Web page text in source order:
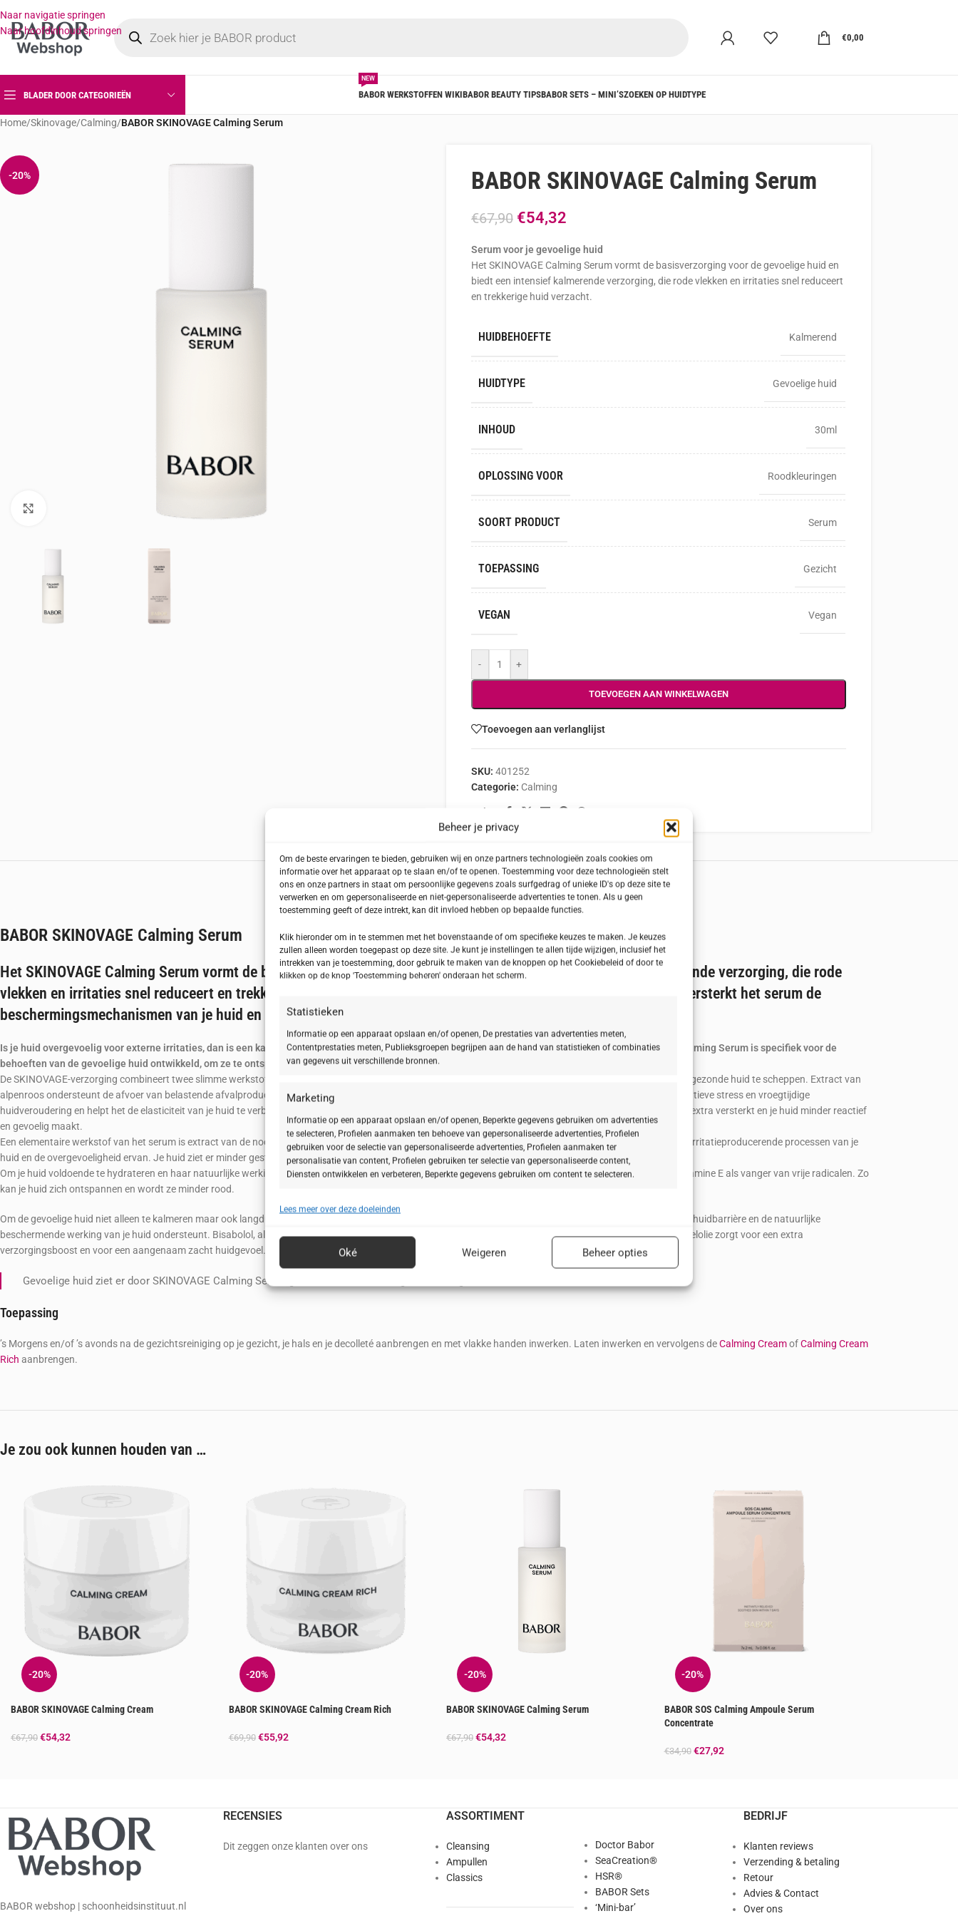
Beheer je privacy
Om de beste ervaringen te bieden, gebruiken wij en onze partners technologieën zoals cookies om
informatie over het apparaat op te slaan en/of te openen. Toestemming voor deze technologieën stelt
ons en onze partners in staat om persoonlijke gegevens zoals surfgedrag of unieke ID's op deze site te
verwerken en om gepersonaliseerde en niet-gepersonaliseerde advertenties te tonen. Als u geen
toestemming geeft of deze intrekt, kan dit invloed hebben op bepaalde functies.
Klik hieronder om in te stemmen met het bovenstaande of om specifieke keuzes te maken. Je keuzes
zullen alleen worden toegepast op deze site. Je kunt je instellingen te allen tijde wijzigen, inclusief het
intrekken van je toestemming, door gebruik te maken van de knoppen op het Cookiebeleid of door te
klikken op de knop 'Toestemming beheren' onderaan het scherm.
Statistieken
Informatie op een apparaat opslaan en/of openen, De prestaties van advertenties meten,
Contentprestaties meten, Publieksgroepen begrijpen aan de hand van statistieken of combinaties
van gegevens uit verschillende bronnen.
Marketing
Informatie op een apparaat opslaan en/of openen, Beperkte gegevens gebruiken om advertenties
te selecteren, Profielen aanmaken ten behoeve van gepersonaliseerde advertenties, Profielen
gebruiken voor de selectie van gepersonaliseerde advertenties, Profielen aanmaken ter
personalisatie van content, Profielen gebruiken ter selectie van gepersonaliseerde content,
Diensten ontwikkelen en verbeteren, Beperkte gegevens gebruiken om content te selecteren.
Toepassingen
Verschillende apparaten linken, Apparaten identificeren op basis van automatisch
Lees meer over deze doeleinden
Oké Weigeren Beheer opties
Naar navigatie springen
Naar hoofdinhoud springen
€0,00
BLADER DOOR CATEGORIEËN BABOR WERKSTOFFEN WIKI
NEW
BABOR BEAUTY TIPSBABOR SETS – MINI’SZOEKEN OP HUIDTYPE
Home/Skinovage/Calming/BABOR SKINOVAGE Calming Serum
-20% BABOR SKINOVAGE Calming Serum
€67,90 €54,32
Serum voor je gevoelige huid
Het SKINOVAGE Calming Serum vormt de basisverzorging voor de gevoelige huid en
biedt een intensief kalmerende verzorging, die rode vlekken en irritaties snel reduceert
en trekkerige huid verzacht.
HUIDBEHOEFTE Kalmerend
HUIDTYPE Gevoelige huid
INHOUD 30ml
OPLOSSING VOOR Roodkleuringen
SOORT PRODUCT Serum
TOEPASSING Gezicht
VEGAN Vegan
- +
TOEVOEGEN AAN WINKELWAGEN
Toevoegen aan verlanglijst
SKU: 401252
Categorie: Calming
Delen:
BESCHRIJVINGINGREDIËNTEN
BABOR SKINOVAGE Calming Serum
Het SKINOVAGE Calming Serum vormt de basisverzorging voor de gevoelige huid en biedt een intensief kalmerende verzorging, die rode
vlekken en irritaties snel reduceert en trekkerige huid verzacht. Al in de eerste stap van de verzorgingsroutine versterkt het serum de
beschermingsmechanismen van je huid en reduceert het je huidgevoeligheid.
Is je huid overgevoelig voor externe irritaties, dan is een kalmerende en vernieuwende verzorging nodig. Het werkstoffencomplex van het SKINOVAGE Calming Serum is specifiek voor de
behoeften van de gevoelige huid ontwikkeld, om ze te ontspannen en minder gevoelig voor externe invloeden te maken.
De SKINOVAGE-verzorging combineert twee slimme werkstoffen om je huideigen beschermingsmechanismen te versterken en de basisvoorwaarden voor een gezonde huid te scheppen. Extract van
alpenroos ondersteunt de afvoer van belastende afvalproducten op basis van de principes van autofagie. Bovendien beschermt het extract je huid tegen oxidatieve stress en vroegtijdige
huidveroudering en helpt het de elasticiteit van je huid te verbeteren. Het wordt gecombineerd met een marien polysacharide, dat je huidbeschermingsbarrière extra versterkt en je huid minder reactief
en gevoelig maakt.
Een elementaire werkstof van het serum is extract van de noordelijke truffel Albatrellus Ovinus. Door de speciale pijnreceptoren te regelen, regelt dit extract de irritatieproducerende processen van je
huid en de overgevoeligheid ervan. Je huid ziet er minder gestrest uit en de irritaties lijken gereduceerd.
Om je huid voldoende te hydrateren en haar natuurlijke werking te ondersteunen, zorgen polysachariden voor vochtigheid, en om je huid te kalmeren, werkt vitamine E als vanger van vrije radicalen. Zo
kan je huid zich ontspannen en wordt ze minder rood.
Om de gevoelige huid niet alleen te kalmeren maar ook langdurig weerbaarder te maken, bevat het SKINOVAGE Calming Serum ook squalaan van olijven, die je huidbarrière en de natuurlijke
beschermende werking van je huid ondersteunt. Bisabolol, allantoïne en panthenol helpen je huidvernieuwing en versterken de effecten van het serum. Amandelolie zorgt voor een extra
verzorgingsboost en voor een aangenaam zacht huidgevoel.
Gevoelige huid ziet er door SKINOVAGE Calming Serum gekalmeerd, evenwichtig en minder geïrriteerd uit.
Toepassing
’s Morgens en/of ’s avonds na de gezichtsreiniging op je gezicht, je hals en je decolleté aanbrengen en met vlakke handen inwerken. Laten inwerken en vervolgens deCalming CreamofCalming Cream
Rich aanbrengen.
Je zou ook kunnen houden van …
-20%
BABOR SKINOVAGE Calming Cream
€67,90 €54,32
-20%
BABOR SKINOVAGE Calming Cream Rich
€69,90 €55,92
-20%
BABOR SKINOVAGE Calming Serum
€67,90 €54,32
-20%
BABOR SOS Calming Ampoule Serum
Concentrate
€34,90 €27,92
BABOR webshop | schoonheidsinstituut.nl
RECENSIES
Dit zeggen onze klanten over ons
ASSORTIMENT
Cleansing
Ampullen
Classics
Doctor Babor
SeaCreation®
HSR®
BABOR Sets
‘Mini-bar’
BEDRIJF
Klanten reviews
Verzending & betaling
Retour
Advies & Contact
Over ons